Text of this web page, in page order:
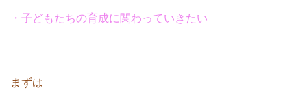
・子どもたちの育成に関わっていきたい
まずは